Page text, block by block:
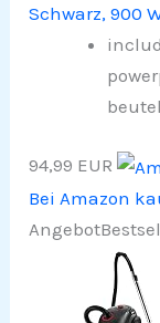
Schwarz, 900
94,99 EUR
Bei Amazon
Angebot